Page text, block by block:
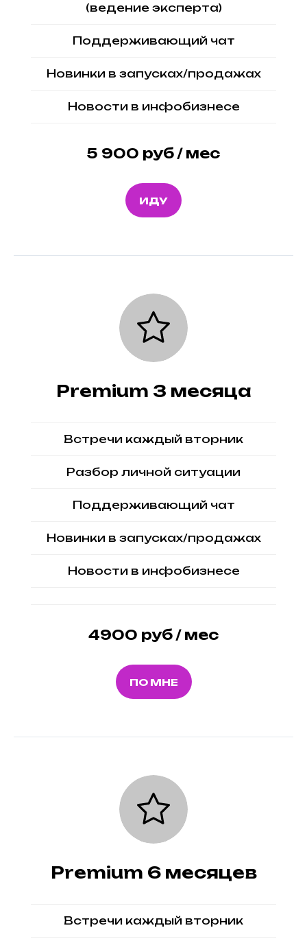
(ведение эксперта)
Поддерживающий чат
Новинки в запусках/продажах
Новости в инфобизнесе
5 900 руб / мес
ИДУ
Premium 3 месяца
Встречи каждый вторник
Разбор личной ситуации
Поддерживающий чат
Новинки в запусках/продажах
Новости в инфобизнесе
4900 руб / мес
ПО МНЕ
Premium 6 месяцев
Встречи каждый вторник